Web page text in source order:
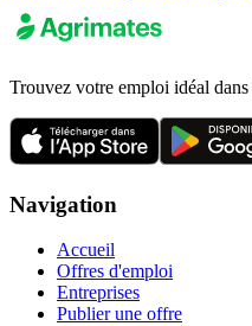
Trouvez votre emploi idéal
Navigation
Accueil
Offres d'emploi
Entreprises
Publier une offre